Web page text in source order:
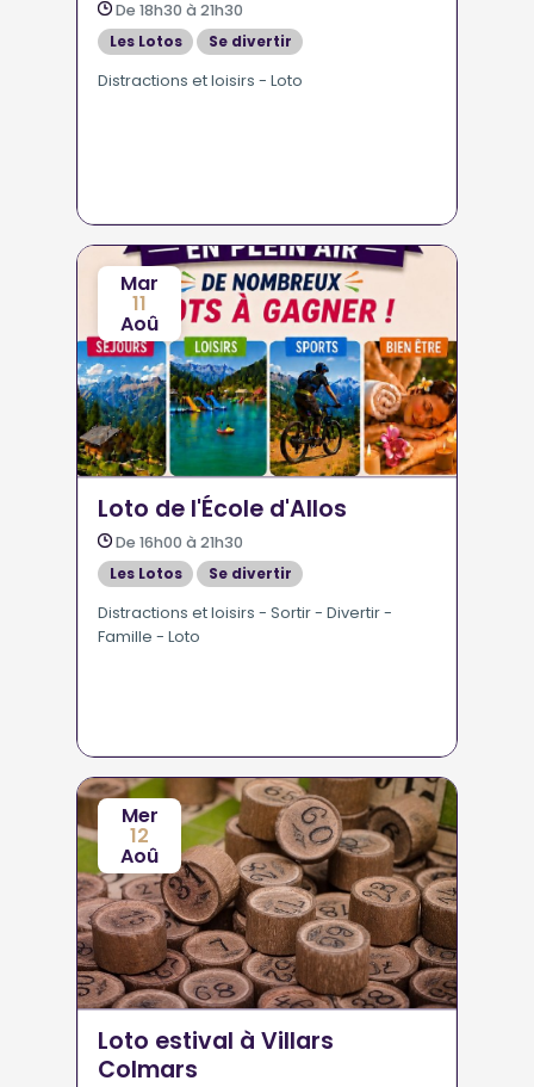
De 18h30 à 21h30
Les Lotos
Se divertir
Distractions et loisirs - Loto
Mar
11
Aoû
Loto de l'École d'Allos
De 16h00 à 21h30
Les Lotos
Se divertir
Distractions et loisirs - Sortir - Divertir -
Famille - Loto
Mer
12
Aoû
Loto estival à Villars
Colmars